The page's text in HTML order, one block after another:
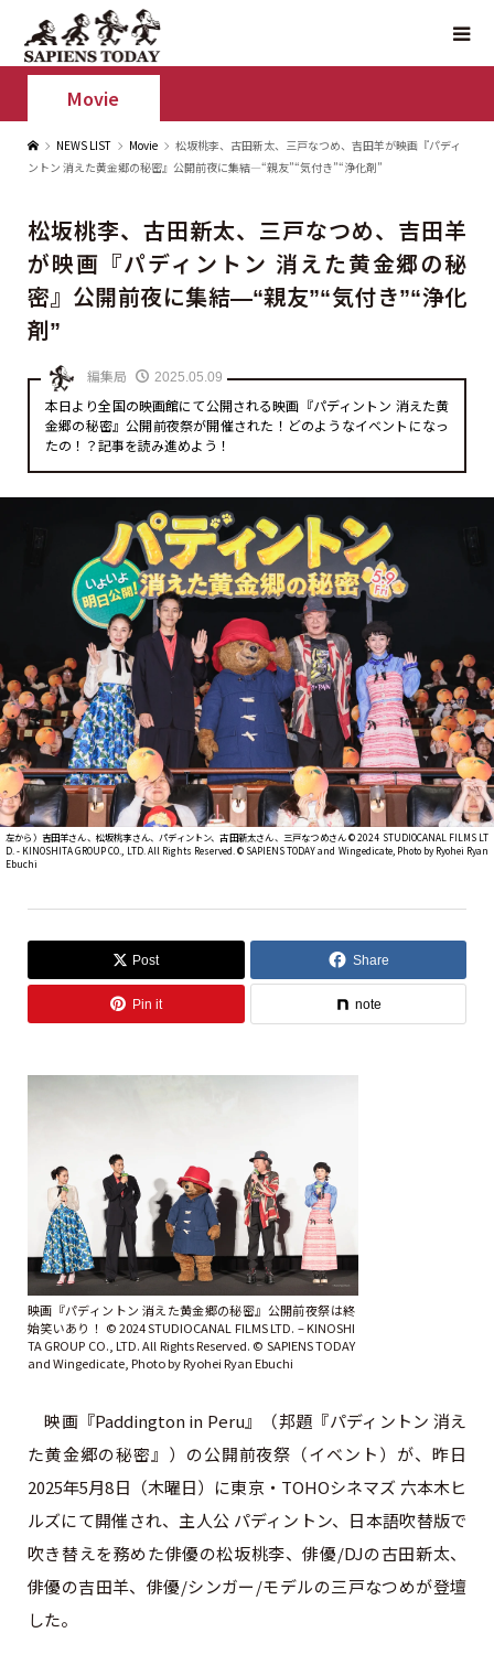
Movie
NEWS LIST Movie
松坂桃李、古田新太、三戸なつめ、吉田羊が映画『パディ
ントン 消えた黄金郷の秘密』公開前夜に集結—“親友”“気付き”“浄化剤”
松坂桃李、古田新太、三戸なつめ、吉田羊
が映画『パディントン 消えた黄金郷の秘
密』公開前夜に集結—“親友”“気付き”“浄化
剤”
編集局 2025.05.09
本日より全国の映画館にて公開される映画『パディントン 消えた黄
金郷の秘密』公開前夜祭が開催された！どのようなイベントになっ
たの！？記事を読み進めよう！
左から）吉田羊さん、松坂桃李さん、パディントン、古田新太さん、三戸なつめさん © 2024 STUDIOCANAL FILMS LT
D. - KINOSHITA GROUP CO., LTD. All Rights Reserved. ©︎ SAPIENS TODAY and Wingedicate, Photo by Ryohei Ryan
Ebuchi
Post Share
Pin it note
映画『パディントン 消えた黄金郷の秘密』公開前夜祭は終
始笑いあり！ © 2024 STUDIOCANAL FILMS LTD. – KINOSHI
TA GROUP CO., LTD. All Rights Reserved. ©︎ SAPIENS TODAY
and Wingedicate, Photo by Ryohei Ryan Ebuchi
映画『Paddington in Peru』（邦題『パディントン 消え
た黄金郷の秘密』）の公開前夜祭（イベント）が、昨日
2025年5月8日（木曜日）に東京・TOHOシネマズ 六本木ヒ
ルズにて開催され、主人公 パディントン、日本語吹替版で
吹き替えを務めた俳優の松坂桃李、俳優/DJの古田新太、
俳優の吉田羊、俳優/シンガー/モデルの三戸なつめが登壇
した。